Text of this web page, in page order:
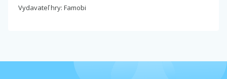
Vydavateľ hry: Famobi